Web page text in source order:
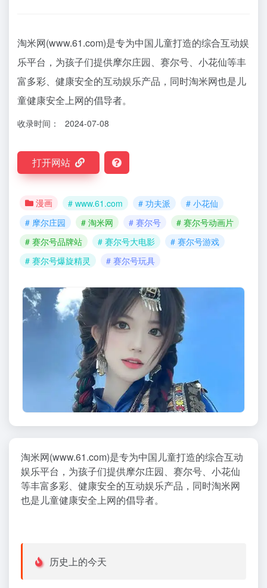
淘米网(www.61.com)是专为中国儿童打造的综合互动娱
乐平台，为孩子们提供摩尔庄园、赛尔号、小花仙等丰
富多彩、健康安全的互动娱乐产品，同时淘米网也是儿
童健康安全上网的倡导者。
收录时间： 2024-07-08
打开网站
漫画 # www.61.com # 功夫派
# 小花仙
# 摩尔庄园
# 淘米网 # 赛尔号
# 赛尔号动画片
# 赛尔号品牌站
# 赛尔号大电影
# 赛尔号游戏
# 赛尔号爆旋精灵
# 赛尔号玩具
淘米网(www.61.com)是专为中国儿童打造的综合互动
娱乐平台，为孩子们提供摩尔庄园、赛尔号、小花仙
等丰富多彩、健康安全的互动娱乐产品，同时淘米网
也是儿童健康安全上网的倡导者。
历史上的今天